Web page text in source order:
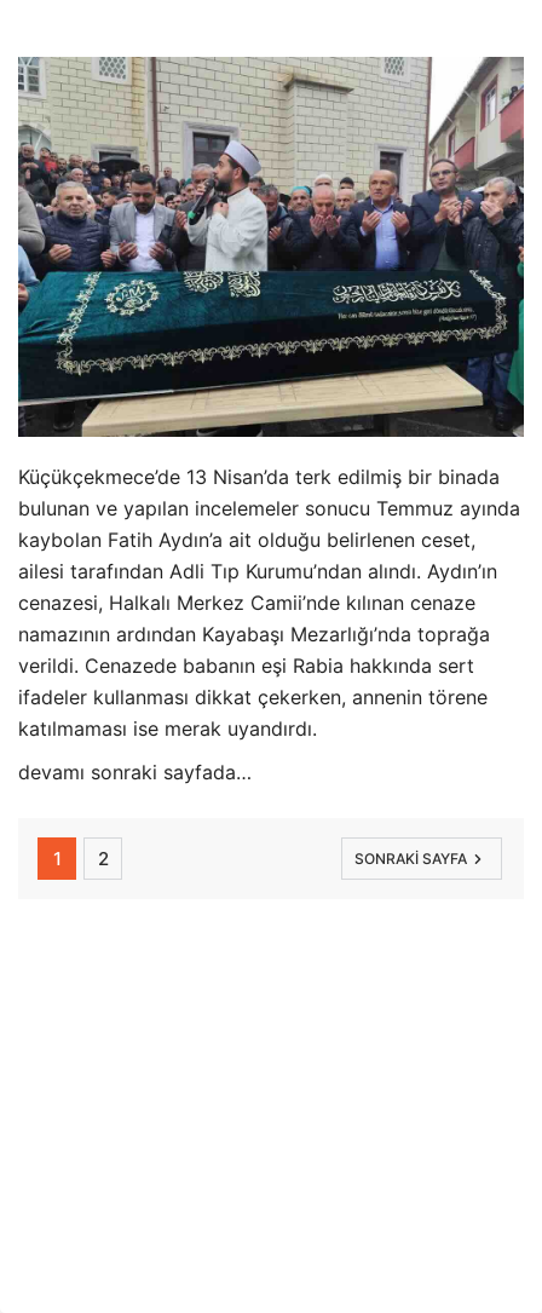
Küçükçekmece’de 13 Nisan’da terk edilmiş bir binada
bulunan ve yapılan incelemeler sonucu Temmuz ayında
kaybolan Fatih Aydın’a ait olduğu belirlenen ceset,
ailesi tarafından Adli Tıp Kurumu’ndan alındı. Aydın’ın
cenazesi, Halkalı Merkez Camii’nde kılınan cenaze
namazının ardından Kayabaşı Mezarlığı’nda toprağa
verildi. Cenazede babanın eşi Rabia hakkında sert
ifadeler kullanması dikkat çekerken, annenin törene
katılmaması ise merak uyandırdı.
devamı sonraki sayfada…
1 2 SONRAKI SAYFA